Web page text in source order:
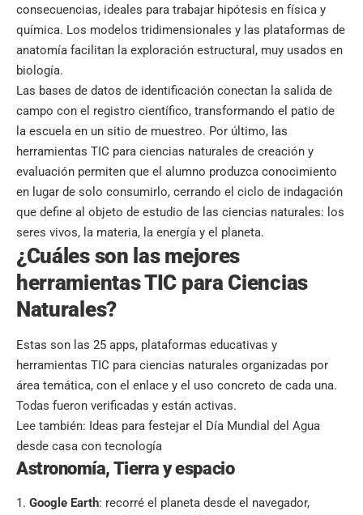
consecuencias, ideales para trabajar hipótesis en física y
química. Los modelos tridimensionales y las plataformas de
anatomía facilitan la exploración estructural, muy usados en
biología.
Las bases de datos de identificación conectan la salida de
campo con el registro científico, transformando el patio de
la escuela en un sitio de muestreo. Por último, las
herramientas TIC para ciencias naturales de creación y
evaluación permiten que el alumno produzca conocimiento
en lugar de solo consumirlo, cerrando el ciclo de indagación
que define al objeto de estudio de las ciencias naturales: los
seres vivos, la materia, la energía y el planeta.
¿Cuáles son las mejores
herramientas TIC para Ciencias
Naturales?
Estas son las 25 apps, plataformas educativas y
herramientas TIC para ciencias naturales organizadas por
área temática, con el enlace y el uso concreto de cada una.
Todas fueron verificadas y están activas.
Lee también: Ideas para festejar el Día Mundial del Agua
desde casa con tecnología
Astronomía, Tierra y espacio
Google Earth: recorré el planeta desde el navegador,